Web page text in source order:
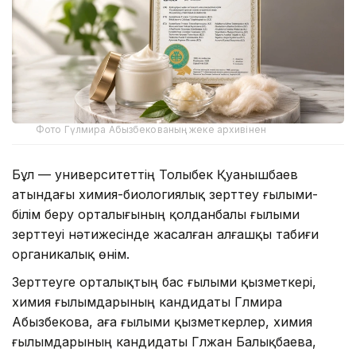
Фото Гүлмира Абызбекованың жеке архивінен
Бұл — университеттің Толыбек Қуанышбаев
атындағы химия-биологиялық зерттеу ғылыми-
білім беру орталығының қолданбалы ғылыми
зерттеуі нәтижесінде жасалған алғашқы табиғи
органикалық өнім.
Зерттеуге орталықтың бас ғылыми қызметкері,
химия ғылымдарының кандидаты Гүлмира
Абызбекова, аға ғылыми қызметкерлер, химия
ғылымдарының кандидаты Гүлжан Балықбаева,